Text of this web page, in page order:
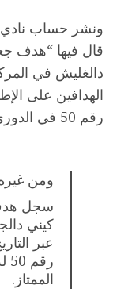
ونشر حساب نادي
قال فيها “هدف
دالغليش في
الهدافين على
رقم 50 في الدوري الإنجليزي”.
ومن
سجل
كيني
عبر
الممتاز.